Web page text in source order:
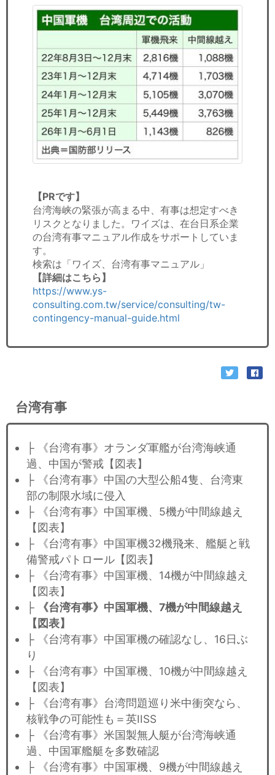
【PRです】
台湾海峡の緊張が高まる中、有事は想定すべき
リスクとなりました。ワイズは、在台日系企業
の台湾有事マニュアル作成をサポートしていま
す。
検索は「ワイズ、台湾有事マニュアル」
【詳細はこちら】
https://www.ys-
consulting.com.tw/service/consulting/tw-
contingency-manual-guide.html
台湾有事
├ 《台湾有事》オランダ軍艦が台湾海峡通
過、中国が警戒【図表】
├ 《台湾有事》中国の大型公船4隻、台湾東
部の制限水域に侵入
├ 《台湾有事》中国軍機、5機が中間線越え
【図表】
├ 《台湾有事》中国軍機32機飛来、艦艇と戦
備警戒パトロール【図表】
├ 《台湾有事》中国軍機、14機が中間線越え
【図表】
├
《台湾有事》中国軍機、7機が中間線越え
【図表】
├ 《台湾有事》中国軍機の確認なし、16日ぶ
り
├ 《台湾有事》中国軍機、10機が中間線越え
【図表】
├ 《台湾有事》台湾問題巡り米中衝突なら、
核戦争の可能性も＝英IISS
├ 《台湾有事》米国製無人艇が台湾海峡通
過、中国軍艦艇を多数確認
├ 《台湾有事》中国軍機、9機が中間線越え